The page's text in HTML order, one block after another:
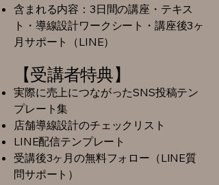
含まれる内容：3日間の講座・テキス
ト・導線設計ワークシート・講座後3ヶ
月サポート（LINE）
【受講者特典】
実際に売上につながったSNS投稿テン
プレート集
店舗導線設計のチェックリスト
LINE配信テンプレート
受講後3ヶ月の無料フォロー（LINE質
問サポート）